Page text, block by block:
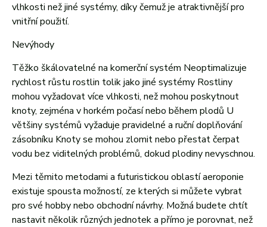
vlhkosti než jiné systémy, díky čemuž je atraktivnější pro
vnitřní použití.
Nevýhody
Těžko škálovatelné na komerční systém Neoptimalizuje
rychlost růstu rostlin tolik jako jiné systémy Rostliny
mohou vyžadovat více vlhkosti, než mohou poskytnout
knoty, zejména v horkém počasí nebo během plodů U
většiny systémů vyžaduje pravidelné a ruční doplňování
zásobníku Knoty se mohou zlomit nebo přestat čerpat
vodu bez viditelných problémů, dokud plodiny nevyschnou.
Mezi těmito metodami a futuristickou oblastí aeroponie
existuje spousta možností, ze kterých si můžete vybrat
pro své hobby nebo obchodní návrhy. Možná budete chtít
nastavit několik různých jednotek a přímo je porovnat, než